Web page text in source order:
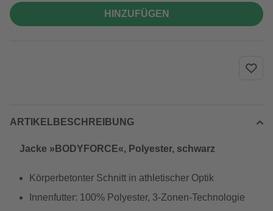
HINZUFÜGEN
ARTIKELBESCHREIBUNG
Jacke »BODYFORCE«, Polyester, schwarz
Körperbetonter Schnitt in athletischer Optik
Innenfutter: 100% Polyester, 3-Zonen-Technologie